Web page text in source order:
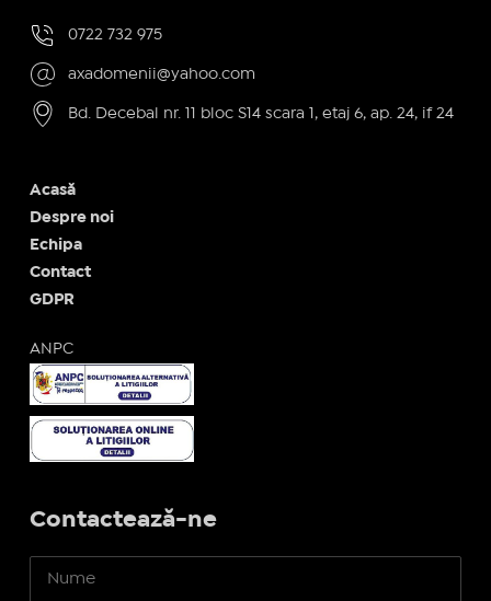
0722 732 975
axadomenii@yahoo.com
Bd. Decebal nr. 11 bloc S14 scara 1, etaj 6, ap. 24, if 24
Acasă
Despre noi
Echipa
Contact
GDPR
ANPC
Contactează-ne